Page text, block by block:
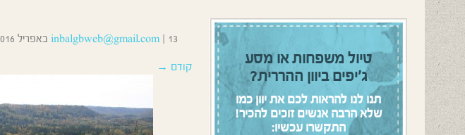
inbalgbweb@gmail.com 13 באפריל 2016
קודם →
טיול משפחות או מסע
ג’יפים ביוון ההררית?
תנו לנו להראות לכם את יוון כמו
שלא הרבה אנשים זוכים להכיר!
התקשרו עכשיו: